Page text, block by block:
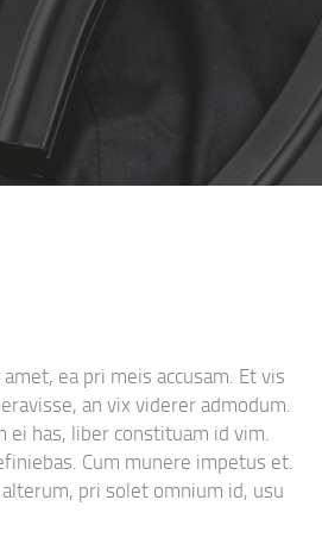
ea pri meis accusam. Et vis
an vix viderer admodum.
ei has, liber constituam id vim.
Cum munere impetus et.
pri solet omnium id, usu